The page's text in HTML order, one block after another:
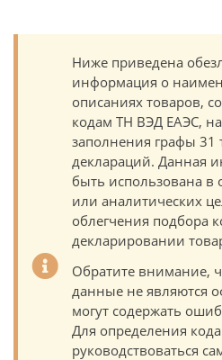
Ниже приведена
информация о
описаниях товаров,
кодам ТН ВЭД ЕАЭС,
заполнения графы
деклараций. Данная
быть использована в
или аналитических
облегчения подбора
декларировании
Обратите внимание,
данные не являются
могут содержать
Для определения кода
руководствоваться